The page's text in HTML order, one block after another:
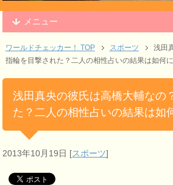
メニュー
ワールドチェッカー！ TOP スポーツ
浅田
指輪を目撃された？二人の相性占いの結果は如何に
浅田真央の彼氏は高橋大輔なの
た？二人の相性占いの結果は如
2013年10月19日 [スポーツ]